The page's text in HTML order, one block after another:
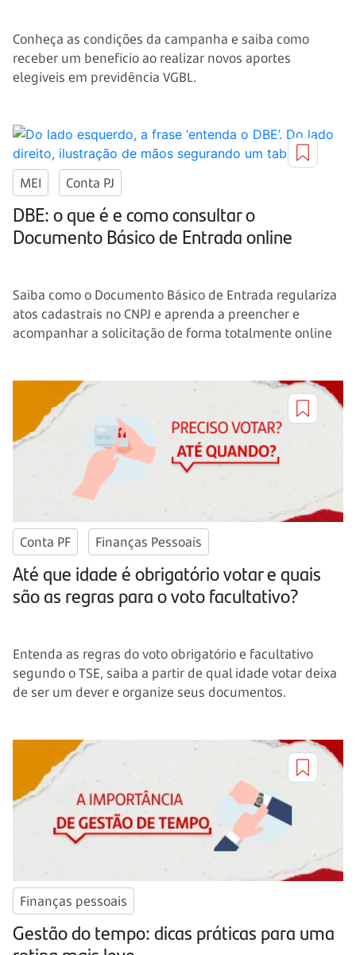
Conheça as condições da campanha e saiba como
receber um benefício ao realizar novos aportes
elegíveis em previdência VGBL.
MEI Conta PJ
DBE: o que é e como consultar o
Documento Básico de Entrada online
Saiba como o Documento Básico de Entrada regulariza
atos cadastrais no CNPJ e aprenda a preencher e
acompanhar a solicitação de forma totalmente online
Conta PF Finanças Pessoais
Até que idade é obrigatório votar e quais
são as regras para o voto facultativo?
Entenda as regras do voto obrigatório e facultativo
segundo o TSE, saiba a partir de qual idade votar deixa
de ser um dever e organize seus documentos.
Finanças pessoais
Gestão do tempo: dicas práticas para uma